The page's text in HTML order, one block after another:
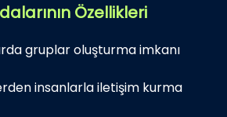
Özellikleri
gruplar oluşturma imkanı
insanlarla iletişim kurma